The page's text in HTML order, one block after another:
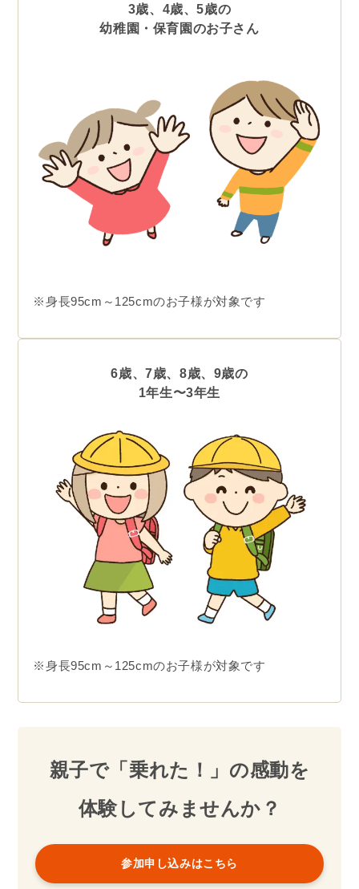
3歳、4歳、5歳の
幼稚園・保育園のお子さん
※身長95cm～125cmのお子様が対象です
6歳、7歳、8歳、9歳の
1年生〜3年生
※身長95cm～125cmのお子様が対象です
親子で「乗れた！」の感動を
体験してみませんか？
参加申し込みはこちら